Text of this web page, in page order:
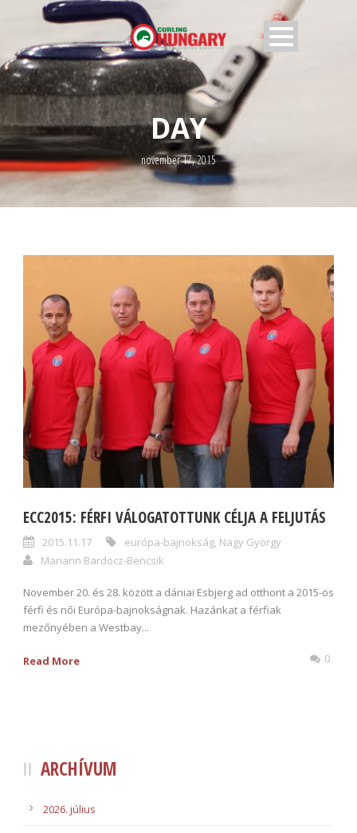
DAY
november 17, 2015
ECC2015: FÉRFI VÁLOGATOTTUNK CÉLJA A FELJUTÁS
2015.11.17 európa-bajnokság, Nagy György
Mariann Bardocz-Bencsik
November 20. és 28. között a dániai Esbjerg ad otthont a 2015-ös
férfi és női Európa-bajnokságnak. Hazánkat a férfiak
mezőnyében a Westbay...
Read More 0
ARCHÍVUM
2026. július